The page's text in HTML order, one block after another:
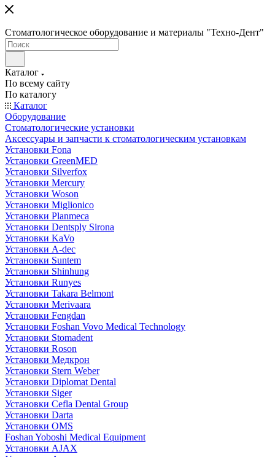
Стоматологическое оборудование и материалы "Техно-Дент"
Каталог
По всему сайту
По каталогу
Каталог
Оборудование
Стоматологические установки
Аксессуары и запчасти к стоматологическим установкам
Установки Fona
Установки GreenMED
Установки Silverfox
Установки Mercury
Установки Woson
Установки Miglionico
Установки Planmeca
Установки Dentsply Sirona
Установки KaVo
Установки A-dec
Установки Suntem
Установки Shinhung
Установки Runyes
Установки Takara Belmont
Установки Merivaara
Установки Fengdan
Установки Foshan Vovo Medical Technology
Установки Stomadent
Установки Roson
Установки Медкрон
Установки Stern Weber
Установки Diplomat Dental
Установки Siger
Установки Cefla Dental Group
Установки Darta
Установки OMS
Foshan Yoboshi Medical Equipment
Установки AJAX